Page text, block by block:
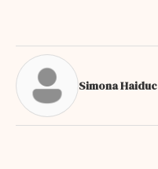
Simona Haiduc